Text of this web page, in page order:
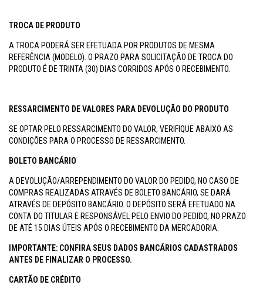
TROCA DE PRODUTO
A TROCA PODERÁ SER EFETUADA POR PRODUTOS DE MESMA
REFERÊNCIA (MODELO). O PRAZO PARA SOLICITAÇÃO DE TROCA DO
PRODUTO É DE TRINTA (30) DIAS CORRIDOS APÓS O RECEBIMENTO.
RESSARCIMENTO DE VALORES PARA DEVOLUÇÃO DO PRODUTO
SE OPTAR PELO RESSARCIMENTO DO VALOR, VERIFIQUE ABAIXO AS
CONDIÇÕES PARA O PROCESSO DE RESSARCIMENTO.
BOLETO BANCÁRIO
A DEVOLUÇÃO/ARREPENDIMENTO DO VALOR DO PEDIDO, NO CASO DE
COMPRAS REALIZADAS ATRAVÉS DE BOLETO BANCÁRIO, SE DARÁ
ATRAVÉS DE DEPÓSITO BANCÁRIO. O DEPÓSITO SERÁ EFETUADO NA
CONTA DO TITULAR E RESPONSÁVEL PELO ENVIO DO PEDIDO, NO PRAZO
DE ATÉ 15 DIAS ÚTEIS APÓS O RECEBIMENTO DA MERCADORIA.
IMPORTANTE: CONFIRA SEUS DADOS BANCÁRIOS CADASTRADOS
ANTES DE FINALIZAR O PROCESSO.
CARTÃO DE CRÉDITO